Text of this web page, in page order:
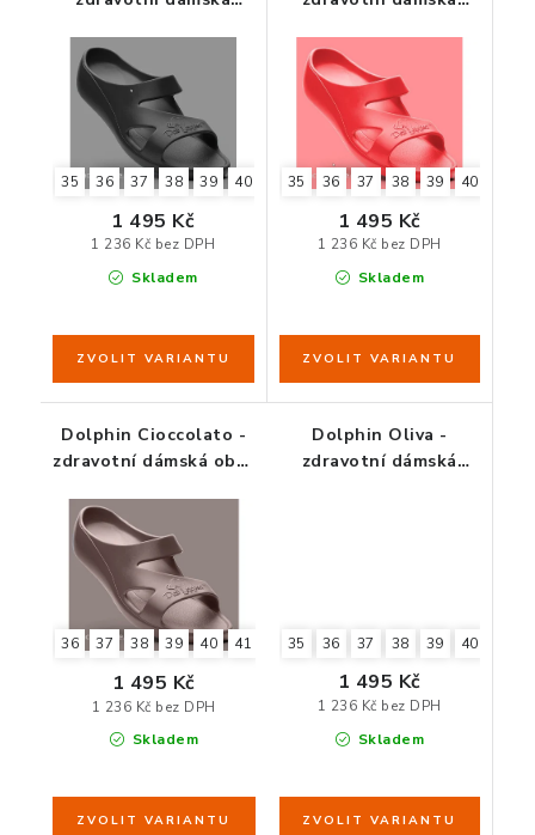
35 36 37 38 39 40 42
Skladem
1 236 Kč bez DPH
1 495 Kč
35 36 37 38 39 40
Skladem
1 236 Kč bez DPH
1 495 Kč
Dolphin Cioccolato -
zdravotní dámská obuv
36 37 38 39 40 41
Skladem
1 236 Kč bez DPH
1 495 Kč
Dolphin Oliva -
zdravotní dámská
35 36 37 38 39 40
Skladem
1 236 Kč bez DPH
1 495 Kč